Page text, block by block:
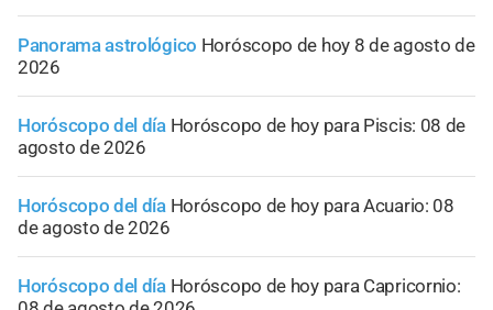
Panorama astrológico Horóscopo de hoy 8 de agosto de
2026
Horóscopo del día Horóscopo de hoy para Piscis: 08 de
agosto de 2026
Horóscopo del día Horóscopo de hoy para Acuario: 08
de agosto de 2026
Horóscopo del día Horóscopo de hoy para Capricornio: